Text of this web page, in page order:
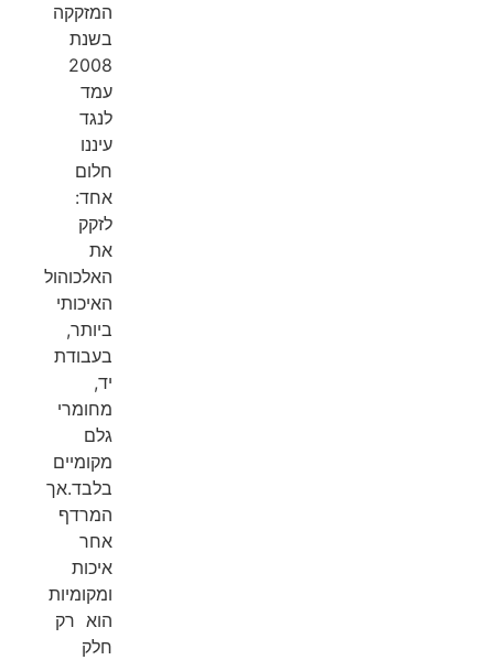
המזקקה
בשנת
2008
עמד
לנגד
עיננו
חלום
אחד:
לזקק
את
האלכוהול
האיכותי
ביותר,
בעבודת
יד,
מחומרי
גלם
מקומיים
בלבד.אך
המרדף
אחר
איכות
ומקומיות
הוא רק
חלק